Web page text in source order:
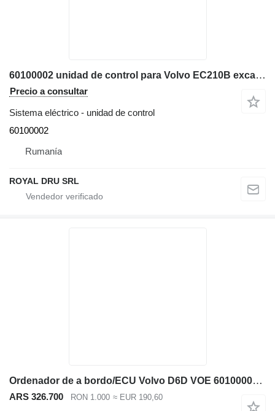
60100002 unidad de control para Volvo EC210B excavadora
Precio a consultar
Sistema eléctrico - unidad de control
60100002
Rumanía
ROYAL DRU SRL
Ordenador de a bordo/ECU Volvo D6D VOE 60100002 – Ordenador para excavadora unidad de control para Volvo EC210B excavadora
ARS 326.700 RON 1.000 ≈ EUR 190,60